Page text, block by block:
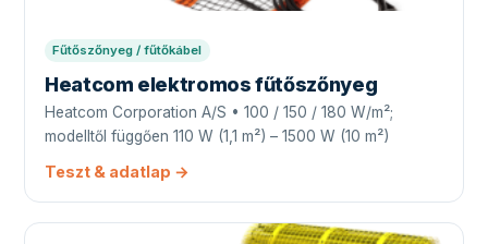
Fűtőszőnyeg / fűtőkábel
Heatcom elektromos fűtőszőnyeg
Heatcom Corporation A/S • 100 / 150 / 180 W/m²;
modelltől függően 110 W (1,1 m²) – 1500 W (10 m²)
Teszt & adatlap →